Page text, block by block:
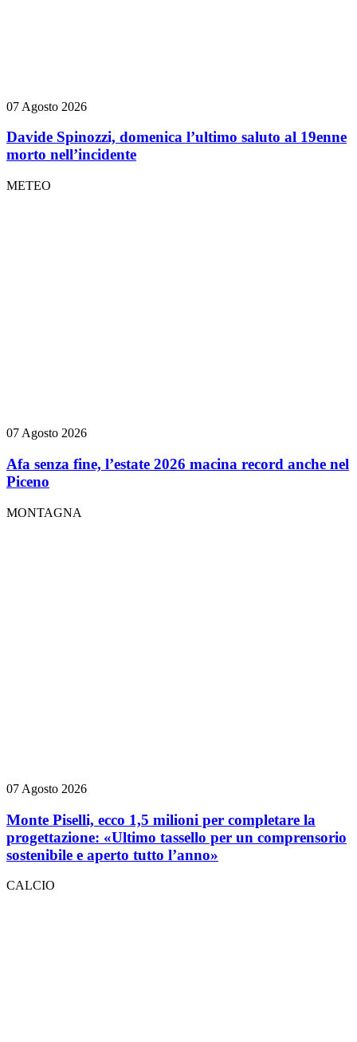
07 Agosto 2026
Davide Spinozzi, domenica l’ultimo saluto al 19enne
morto nell’incidente
METEO
07 Agosto 2026
Afa senza fine, l’estate 2026 macina record anche nel
Piceno
MONTAGNA
07 Agosto 2026
Monte Piselli, ecco 1,5 milioni per completare la
progettazione: «Ultimo tassello per un comprensorio
sostenibile e aperto tutto l’anno»
CALCIO